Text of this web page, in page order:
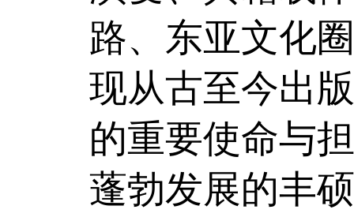
路、东亚文化
现从古至今出
的重要使命与
蓬勃发展的丰